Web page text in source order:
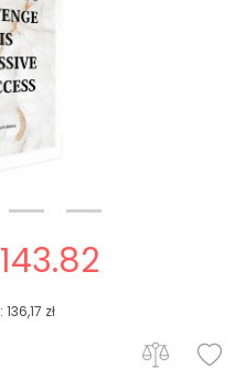
zł